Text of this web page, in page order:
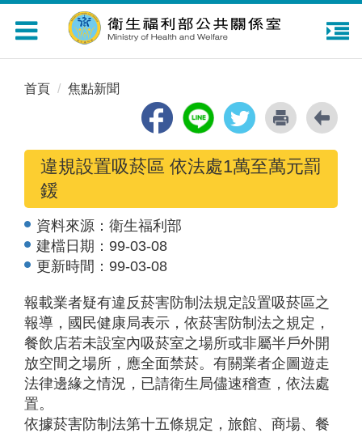
Toggle
navigation
首頁 焦點新聞
違規設置吸菸區 依法處1萬至萬元罰
鍰
資料來源： 衛生福利部
建檔日期： 99-03-08
更新時間： 99-03-08
報載業者疑有違反菸害防制法規定設置吸菸區之
報導，國民健康局表示，依菸害防制法之規定，
餐飲店若未設室內吸菸室之場所或非屬半戶外開
放空間之場所，應全面禁菸。有關業者企圖遊走
法律邊緣之情況，已請衛生局儘速稽查，依法處
置。
依據菸害防制法第十五條規定，旅館、商場、餐